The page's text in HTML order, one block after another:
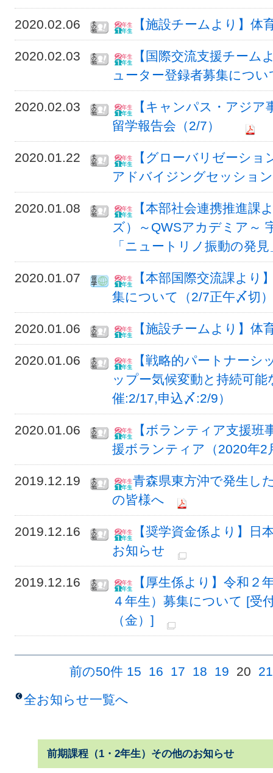
2020.02.06 【施設チームより】体
2020.02.03
【国際交流支援チーム
ューター登録者募集につ
2020.02.03
【キャンパス・アジ
留学報告会（2/7）
2020.01.22
【グローバリゼーシ
アドバイジングセッション
2020.01.08
【本部社会連携推進課
ズ）～QWSアカデミア～
「ニュートリノ振動の発
2020.01.07
【本部国際交流課より
集について（2/7正午〆切）
2020.01.06 【施設チームより】体
2020.01.06
【戦略的パートナー
ップー気候変動と持続可
催:2/17,申込〆:2/9）
2020.01.06
【ボランティア支援班
援ボランティア（2020年2
2019.12.19
青森県東方沖で発生し
の皆様へ
2019.12.16
【奨学資金係より】日
お知らせ
2019.12.16
【厚生係より】令和２
４年生）募集について [受
（金）]
前の50件 15 16 17 18 19 20
21
全お知らせ一覧へ
前期課程（1・2年生）その他のお知らせ